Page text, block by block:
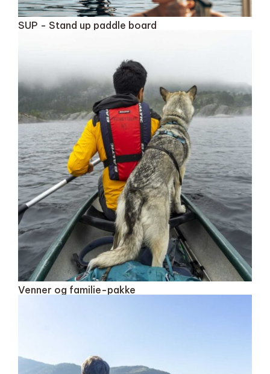
SUP - Stand up paddle board
Venner og familie-pakke